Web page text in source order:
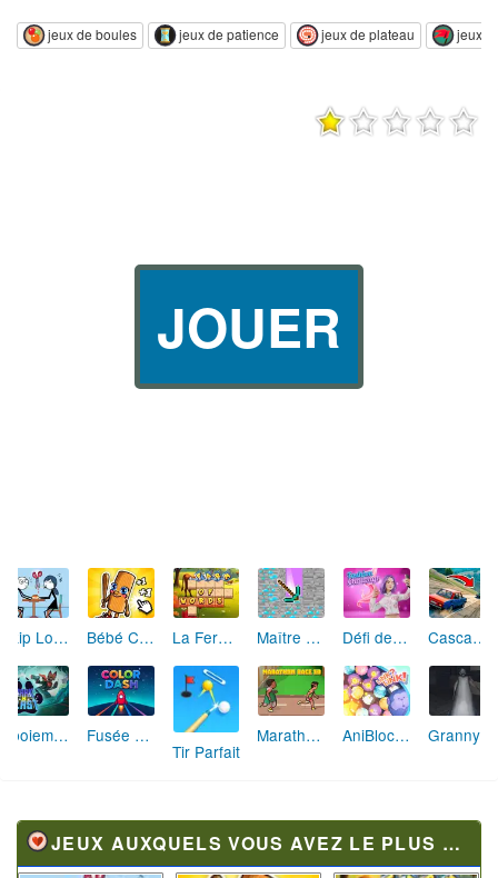
jeux de boules jeux de patience jeux de plateau jeux
JOUER
Skip Love: L'Amour en Péril Bébé Clic Italien: La Folie des Petits Bambins La Ferme des Mots - Cultivez votre Vocabulaire Maître de la Destruction: Fusion de Pioches Défi de Mode: Star du Podium Cascades Folles 3D
Aboiement Stellaire : Aventure Canine Fusée Chromatique: La Course des Couleurs
Tir Parfait
Marathon Champion io AniBlocos: Connecte les Animaux Mignons!
JEUX AUXQUELS VOUS AVEZ LE PLUS JOUÉ